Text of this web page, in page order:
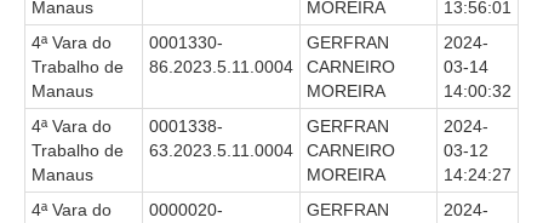
Manaus MOREIRA
13:56:01
4ª Vara do
Trabalho de
Manaus
0001330-
86.2023.5.11.0004
GERFRAN
CARNEIRO
MOREIRA
2024-
03-14
14:00:32
4ª Vara do
Trabalho de
Manaus
0001338-
63.2023.5.11.0004
GERFRAN
CARNEIRO
MOREIRA
2024-
03-12
14:24:27
4ª Vara do
0000020-
GERFRAN
2024-